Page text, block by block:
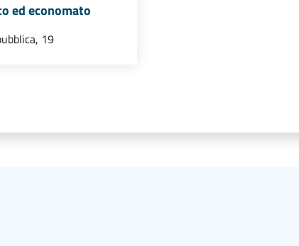
ed economato
19